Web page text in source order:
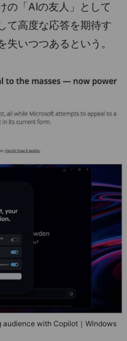
の「AIの友人」として
て高度な応答を期待す
いつつあるという。
with Copilot｜Windows